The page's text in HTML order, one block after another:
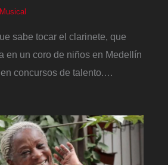
Musical
sabe tocar el clarinete, que
en un coro de niños en Medellín
concursos de talento.…